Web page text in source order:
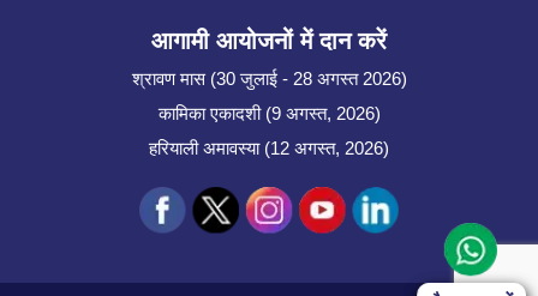
आगामी आयोजनों में दान करें
श्रावण मास (30 जुलाई - 28 अगस्त 2026)
कामिका एकादशी (9 अगस्त, 2026)
हरियाली अमावस्या (12 अगस्त, 2026)